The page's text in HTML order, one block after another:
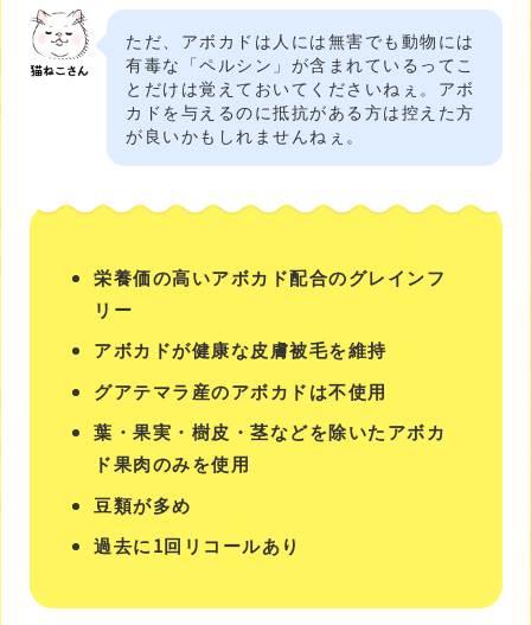
ただ、アボカドは人には無害でも動物には
有毒な「ペルシン」が含まれているってこ
とだけは覚えておいてくださいねぇ。アボ
カドを与えるのに抵抗がある方は控えた方
が良いかもしれませんねぇ。
栄養価の高いアボカド配合のグレインフ
リー
アボカドが健康な皮膚被毛を維持
グアテマラ産のアボカドは不使用
葉・果実・樹皮・茎などを除いたアボカ
ド果肉のみを使用
豆類が多め
過去に1回リコールあり